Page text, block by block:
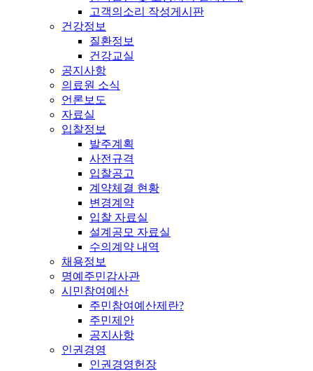
고객의소리 작성게시판
건강정보
질환정보
건강교실
공지사항
의료원 소식
언론보도
자료실
입찰정보
발주계획
사전규격
입찰공고
계약체결 현황
변경계약
입찰 자료실
설계공모 자료실
수의계약 내역
채용정보
명예주민감사관
시민참여예산
주민참여예산제란?
주민제안
공지사항
인권경영
인권경영헌장